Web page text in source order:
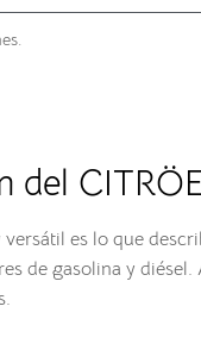
del
es lo que
de gasolina y